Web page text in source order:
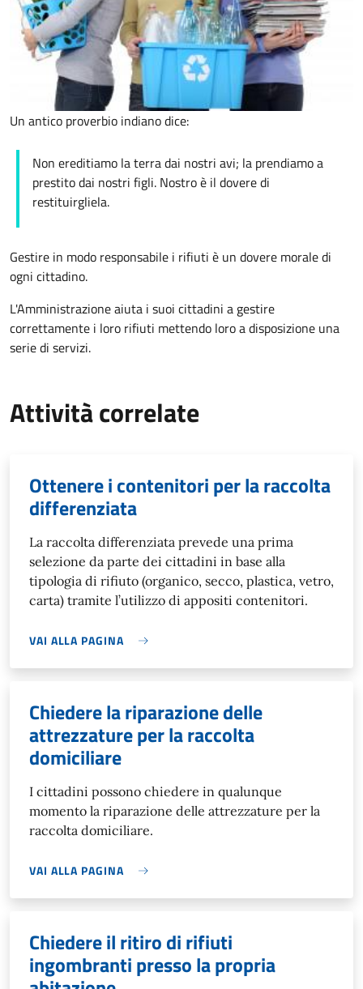
Un antico proverbio indiano dice:
Non ereditiamo la terra dai nostri avi; la prendiamo a
prestito dai nostri figli. Nostro è il dovere di
restituirgliela.
Gestire in modo responsabile i rifiuti è un dovere morale di
ogni cittadino.
L'Amministrazione aiuta i suoi cittadini a gestire
correttamente i loro rifiuti mettendo loro a disposizione una
serie di servizi.
Attività correlate
Ottenere i contenitori per la raccolta
differenziata
La raccolta differenziata prevede una prima
selezione da parte dei cittadini in base alla
tipologia di rifiuto (organico, secco, plastica, vetro,
carta) tramite l’utilizzo di appositi contenitori.
VAI ALLA PAGINA
Chiedere la riparazione delle
attrezzature per la raccolta
domiciliare
I cittadini possono chiedere in qualunque
momento la riparazione delle attrezzature per la
raccolta domiciliare.
VAI ALLA PAGINA
Chiedere il ritiro di rifiuti
ingombranti presso la propria